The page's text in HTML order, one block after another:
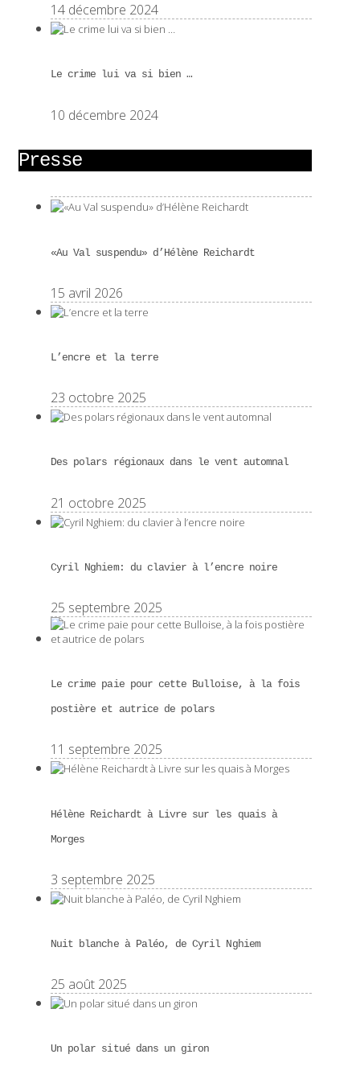
14 décembre 2024
Le crime lui va si bien …
10 décembre 2024
Presse
«Au Val suspendu» d’Hélène Reichardt
15 avril 2026
L’encre et la terre
23 octobre 2025
Des polars régionaux dans le vent automnal
21 octobre 2025
Cyril Nghiem: du clavier à l’encre noire
25 septembre 2025
Le crime paie pour cette Bulloise, à la fois
postière et autrice de polars
11 septembre 2025
Hélène Reichardt à Livre sur les quais à
Morges
3 septembre 2025
Nuit blanche à Paléo, de Cyril Nghiem
25 août 2025
Un polar situé dans un giron